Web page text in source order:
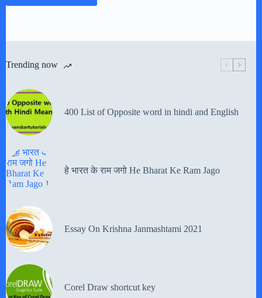
Trending now
400 List of Opposite word in hindi and English
हे भारत के राम जगो He Bharat Ke Ram Jago
Essay On Krishna Janmashtami 2021
Corel Draw shortcut key